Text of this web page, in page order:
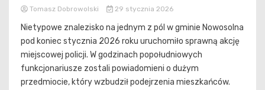
Tomasz Dobrowolski 29 stycznia 2026
Nietypowe znalezisko na jednym z pól w gminie Nowosolna
pod koniec stycznia 2026 roku uruchomiło sprawną akcję
miejscowej policji. W godzinach popołudniowych
funkcjonariusze zostali powiadomieni o dużym
przedmiocie, który wzbudził podejrzenia mieszkańców.